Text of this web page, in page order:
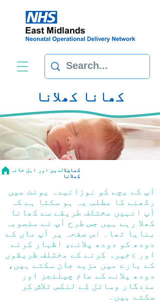
کھانا کھلانا
والدین اور اہل خانہکھانا
کھلانا
آپ کے بچے کو نوزائیدہ یونٹ میں
رکھنے کا مطلب یہ ہو سکتا ہے کہ
آپ انہیں مختلف طریقے سے کھانا
کھلا رہے ہیں جس طرح آپ نے منصوبہ
بنایا تھا۔ اس صفحہ پر آپ ماں کے
دودھ کو دودھ پلانے، اظہار کرنے
اور ذخیرہ کرنے کے مختلف طریقوں
کے بارے میں مزید جان سکتے ہیں،
دودھ پلانے کے عام چیلنجز اور
مددگار وسائل کے لنکس تلاش کر
سکتے ہیں۔